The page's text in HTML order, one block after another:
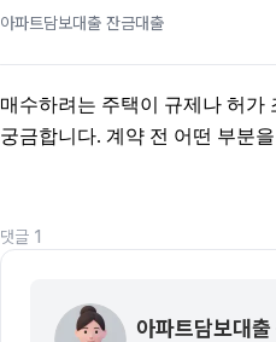
전세대출
신용대출
개인회생자대출
아파트담보대출 잔금대출
매수하려는 주택이 규제나 허가
궁금합니다. 계약 전 어떤 부분
댓글 1
아파트담보대